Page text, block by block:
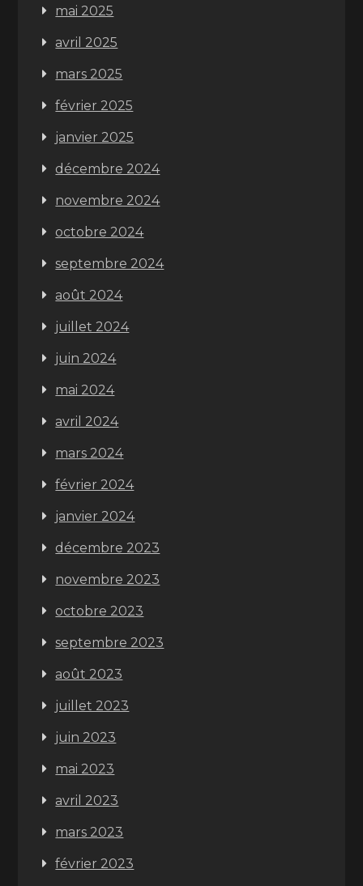
mai 2025
avril 2025
mars 2025
février 2025
janvier 2025
décembre 2024
novembre 2024
octobre 2024
septembre 2024
août 2024
juillet 2024
juin 2024
mai 2024
avril 2024
mars 2024
février 2024
janvier 2024
décembre 2023
novembre 2023
octobre 2023
septembre 2023
août 2023
juillet 2023
juin 2023
mai 2023
avril 2023
mars 2023
février 2023